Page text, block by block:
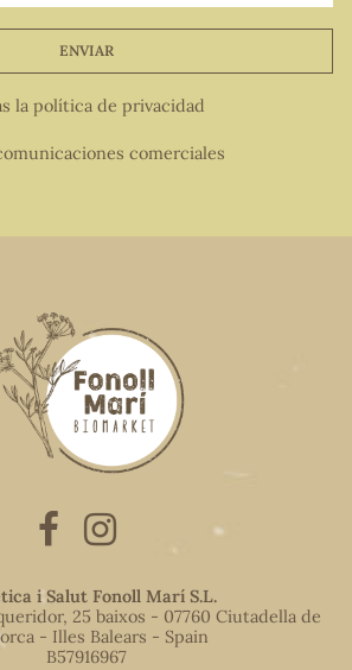
ENVIAR
la política de privacidad
comerciales
i Salut Fonoll Marí S.L.
25 baixos - 07760 Ciutadella de
- Illes Balears - Spain
B57916967